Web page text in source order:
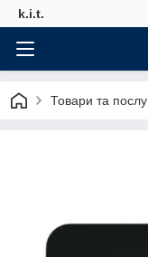
k.i.t.
Товари та